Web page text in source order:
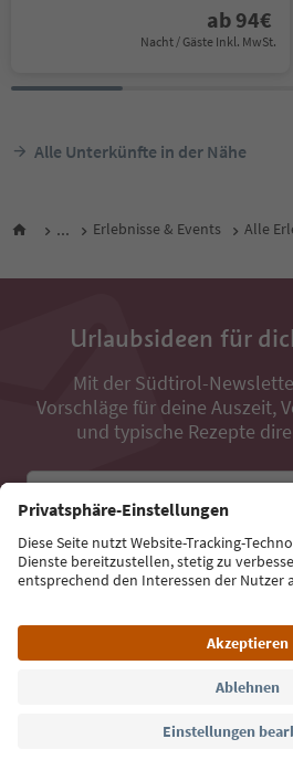
ab 94€
Nacht / Gäste Inkl. MwSt.
Alle Unterkünfte in der Nähe
... Erlebnisse & Events Alle
Urlaubsideen für
Mit der Südtirol-
Vorschläge für deine Auszeit,
und typische Rezepte
Jetzt